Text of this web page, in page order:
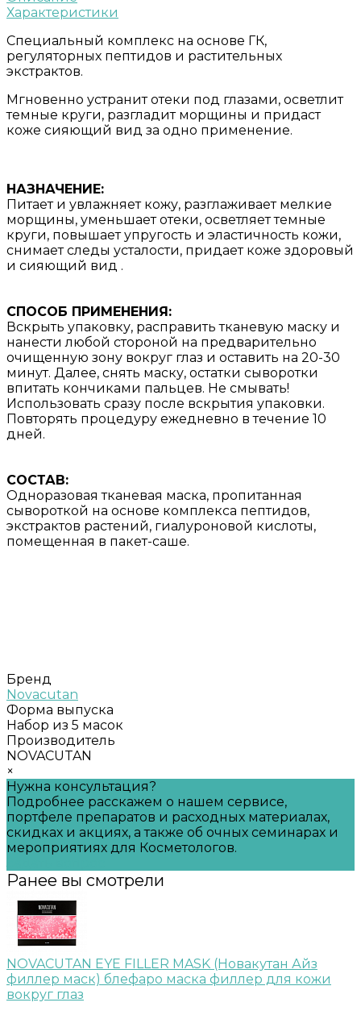
Характеристики
Специальный комплекс на основе ГК,
регуляторных пептидов и растительных
экстрактов.
Мгновенно устранит отеки под глазами, осветлит
темные круги, разгладит морщины и придаст
коже сияющий вид за одно применение.
НАЗНАЧЕНИЕ:
Питает и увлажняет кожу, разглаживает мелкие
морщины, уменьшает отеки, осветляет темные
круги, повышает упругость и эластичность кожи,
снимает следы усталости, придает коже здоровый
и сияющий вид .
СПОСОБ ПРИМЕНЕНИЯ:
Вскрыть упаковку, расправить тканевую маску и
нанести любой стороной на предварительно
очищенную зону вокруг глаз и оставить на 20-30
минут. Далее, снять маску, остатки сыворотки
впитать кончиками пальцев. Не смывать!
Использовать сразу после вскрытия упаковки.
Повторять процедуру ежедневно в течение 10
дней.
СОСТАВ:
Одноразовая тканевая маска, пропитанная
сывороткой на основе комплекса пептидов,
экстрактов растений, гиалуроновой кислоты,
помещенная в пакет-саше.
Бренд
Novacutan
Форма выпуска
Набор из 5 масок
Производитель
NOVACUTAN
×
Нужна консультация?
Подробнее расскажем о нашем сервисе,
портфеле препаратов и расходных материалах,
скидках и акциях, а также об очных семинарах и
мероприятиях для Косметологов.
Ранее вы смотрели
NOVACUTAN EYE FILLER MASK (Новакутан Айз
филлер маск) блефаро маска филлер для кожи
вокруг глаз